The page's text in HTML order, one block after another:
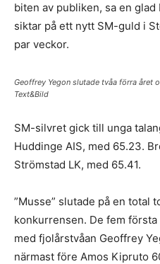
biten av publiken, sa en glad
siktar på ett nytt SM-guld i
par veckor.
Geoffrey Yegon slutade tvåa förra året
Text&Bild
SM-silvret gick till unga
Huddinge AIS, med 65.23.
Strömstad LK, med 65.41.
”Musse” slutade på en total
konkurrensen. De fem
med fjolårstvåan Geoffrey
närmast före Amos Kipruto